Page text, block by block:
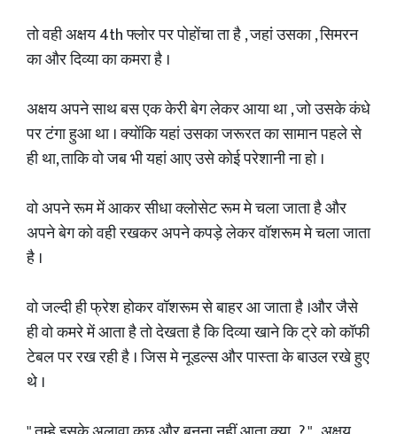
तो वही अक्षय 4th फ्लोर पर पोहोंचा ता है , जहां उसका , सिमरन
का और दिव्या का कमरा है ।
अक्षय अपने साथ बस एक केरी बेग लेकर आया था , जो उसके कंधे
पर टंगा हुआ था । क्योंकि यहां उसका जरूरत का सामान पहले से
ही था, ताकि वो जब भी यहां आए उसे कोई परेशानी ना हो ।
वो अपने रूम में आकर सीधा क्लोसेट रूम मे चला जाता है और
अपने बेग को वही रखकर अपने कपड़े लेकर वॉशरूम मे चला जाता
है ।
वो जल्दी ही फ्रेश होकर वॉशरूम से बाहर आ जाता है ।और जैसे
ही वो कमरे में आता है तो देखता है कि दिव्या खाने कि ट्रे को कॉफी
टेबल पर रख रही है । जिस मे नूडल्स और पास्ता के बाउल रखे हुए
थे ।